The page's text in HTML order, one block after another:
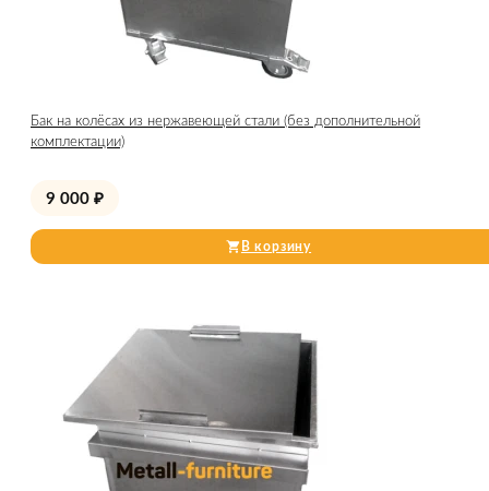
Бак на колёсах из нержавеющей стали (без дополнительной
комплектации)
9 000 ₽
В корзину